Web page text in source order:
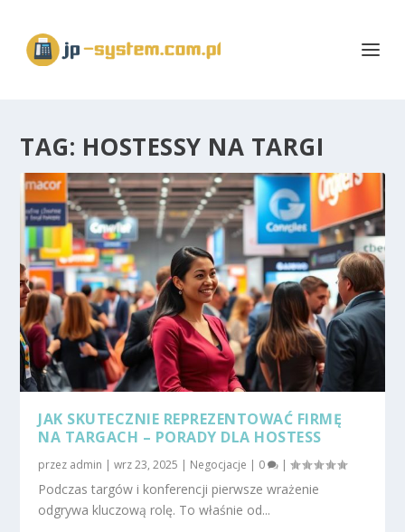
TAG: HOSTESSY NA TARGI
JAK SKUTECZNIE REPREZENTOWAĆ FIRMĘ
NA TARGACH – PORADY DLA HOSTESS
przez admin |wrz 23, 2025 | Negocjacje | 0 |
Podczas targów i konferencji pierwsze wrażenie
odgrywa kluczową rolę. To właśnie od...